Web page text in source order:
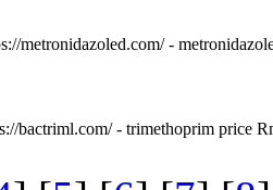
metronidazoled.com/ -
bactriml.com/ - trimethoprim price